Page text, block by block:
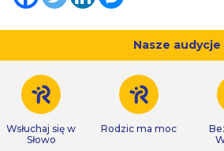
Nasze audycje
Wsłuchaj się w
Słowo
Rodzic ma moc